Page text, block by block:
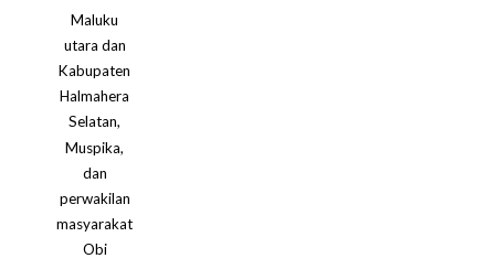
Maluku
utara dan
Kabupaten
Halmahera
Selatan,
Muspika,
dan
perwakilan
masyarakat
Obi